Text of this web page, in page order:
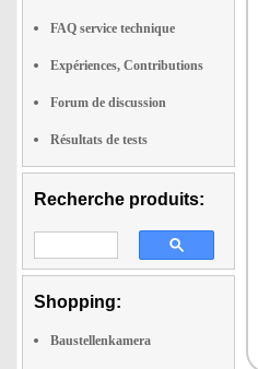
FAQ service technique
Expériences, Contributions
Forum de discussion
Résultats de tests
Recherche produits:
Shopping:
Baustellenkamera